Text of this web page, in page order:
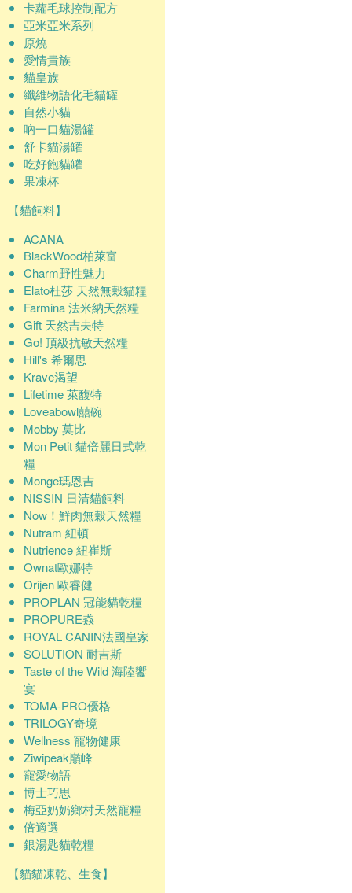
卡蘿毛球控制配方
亞米亞米系列
原燒
愛情貴族
貓皇族
纖維物語化毛貓罐
自然小貓
吶一口貓湯罐
舒卡貓湯罐
吃好飽貓罐
果凍杯
【貓飼料】
ACANA
BlackWood柏萊富
Charm野性魅力
Elato杜莎 天然無穀貓糧
Farmina 法米納天然糧
Gift 天然吉夫特
Go! 頂級抗敏天然糧
Hill's 希爾思
Krave渴望
Lifetime 萊馥特
Loveabowl囍碗
Mobby 莫比
Mon Petit 貓倍麗日式乾
糧
Monge瑪恩吉
NISSIN 日清貓飼料
Now！鮮肉無穀天然糧
Nutram 紐頓
Nutrience 紐崔斯
Ownat歐娜特
Orijen 歐睿健
PROPLAN 冠能貓乾糧
PROPURE猋
ROYAL CANIN法國皇家
SOLUTION 耐吉斯
Taste of the Wild 海陸饗
宴
TOMA-PRO優格
TRILOGY奇境
Wellness 寵物健康
Ziwipeak巔峰
寵愛物語
博士巧思
梅亞奶奶鄉村天然寵糧
倍適選
銀湯匙貓乾糧
【貓貓凍乾、生食】